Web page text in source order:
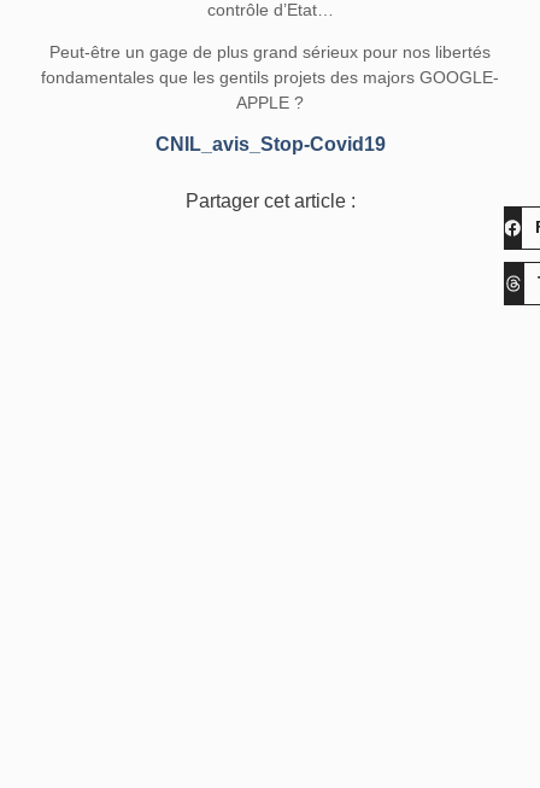
contrôle d’Etat…
Peut-être un gage de plus grand sérieux pour nos libertés
fondamentales que les gentils projets des majors GOOGLE-
APPLE ?
CNIL_avis_Stop-Covid19
Partager cet article :